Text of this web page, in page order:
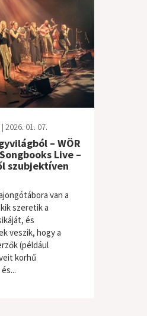
| 2026. 01. 07.
– WÖR
Live –
szubjektíven
van a
szeretik a
és
veszik, hogy a
(például
korhű